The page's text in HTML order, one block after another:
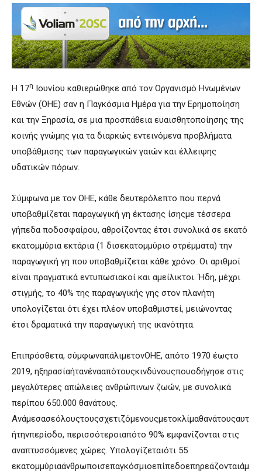
Η 17η Ιουνίου καθιερώθηκε από τον Οργανισμό Ηνωμένων
Εθνών (ΟΗΕ) σαν η Παγκόσμια Ημέρα για την Ερημοποίηση
και την Ξηρασία, σε μια προσπάθεια ευαισθητοποίησης της
κοινής γνώμης για τα διαρκώς εντεινόμενα προβλήματα
υποβάθμισης των παραγωγικών γαιών και έλλειψης
υδατικών πόρων.
Σύμφωνα με τον ΟΗΕ, κάθε δευτερόλεπτο που περνά
υποβαθμίζεται παραγωγική γη έκτασης ίσηςμε τέσσερα
γήπεδα ποδοσφαίρου, αθροίζοντας έτσι συνολικά σε εκατό
εκατομμύρια εκτάρια (1 δισεκατομμύριο στρέμματα) την
παραγωγική γη που υποβαθμίζεται κάθε χρόνο. Οι αριθμοί
είναι πραγματικά εντυπωσιακοί και αμείλικτοι. Ήδη, μέχρι
στιγμής, το 40% της παραγωγικής γης στον πλανήτη
υπολογίζεται ότι έχει πλέον υποβαθμιστεί, μειώνοντας
έτσι δραματικά την παραγωγική της ικανότητα.
Επιπρόσθετα, σύμφωναπάλιμετονΟΗΕ, απότο 1970 έωςτο
2019, ηξηρασίαήτανένααπότουςκινδύνουςπουοδήγησε στις
μεγαλύτερες απώλειες ανθρώπινων ζωών, με συνολικά
περίπου 650.000 θανάτους.
Ανάμεσασεόλουςτουςσχετιζόμενουςμετοκλίμαθανάτουςαυτ
ήτηνπερίοδο, περισσότεροιαπότο 90% εμφανίζονται στις
αναπτυσσόμενες χώρες. Υπολογίζεταιότι 55
εκατομμύριαάνθρωποισεπαγκόσμιοεπίπεδοεπηρεάζονταιάμ